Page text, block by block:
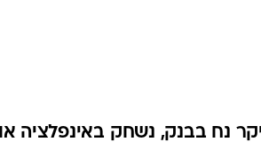
נח בבנק, נשחק באינפלציה או